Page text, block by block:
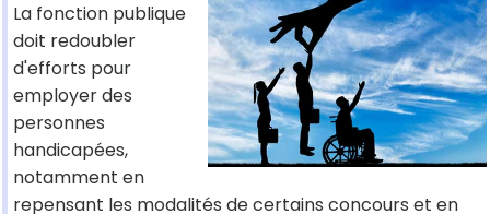
La fonction publique
doit redoubler
d'efforts pour
employer des
personnes
handicapées,
notamment en
repensant les modalités de certains concours et en